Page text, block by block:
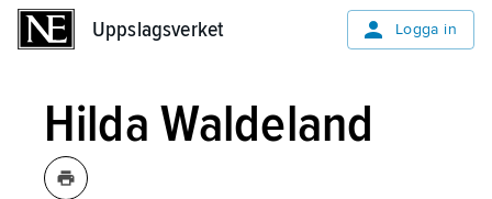
Uppslagsverket Logga in
Hilda Waldeland